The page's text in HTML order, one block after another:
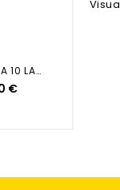
C. DA 10 LAMP. 12V 16W -...
€